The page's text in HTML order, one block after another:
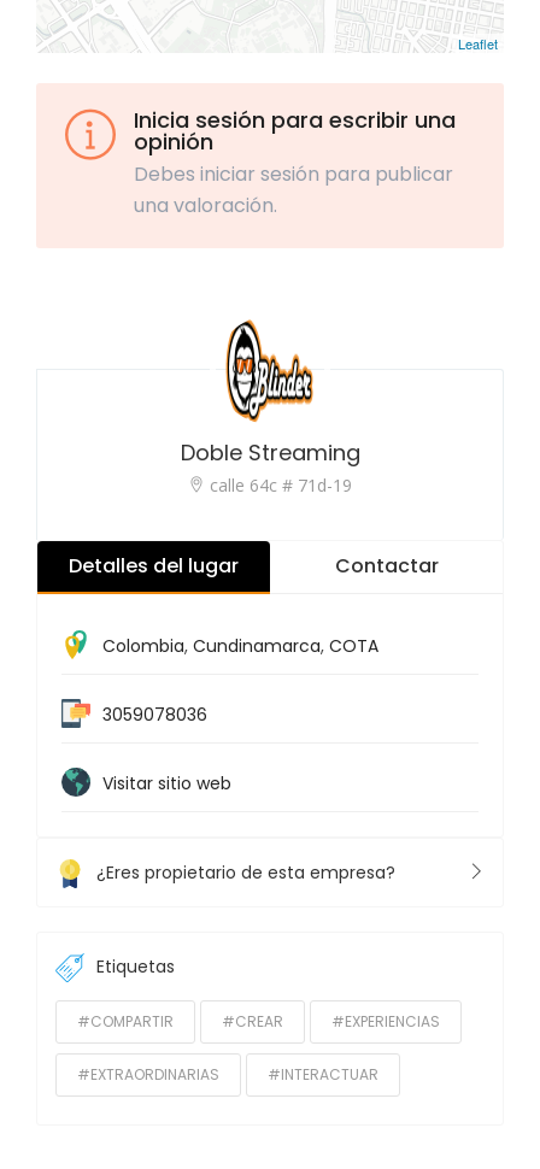
Leaflet
Inicia sesión para escribir una
opinión
Debes iniciar sesión para publicar
una valoración.
Doble Streaming
calle 64c # 71d-19
Detalles del lugar Contactar
Colombia, Cundinamarca, COTA
3059078036
Visitar sitio web
¿Eres propietario de esta empresa?
Etiquetas
#COMPARTIR #CREAR #EXPERIENCIAS
#EXTRAORDINARIAS #INTERACTUAR